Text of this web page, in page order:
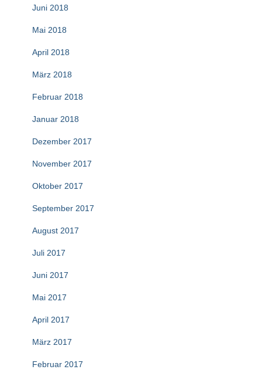
Juni 2018
Mai 2018
April 2018
März 2018
Februar 2018
Januar 2018
Dezember 2017
November 2017
Oktober 2017
September 2017
August 2017
Juli 2017
Juni 2017
Mai 2017
April 2017
März 2017
Februar 2017